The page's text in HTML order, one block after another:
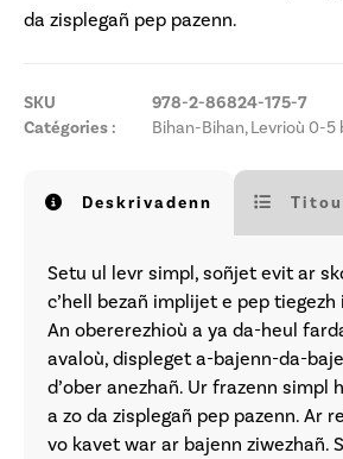
da zisplegañ pep pazenn.
SKU
978-2-86824-175-7
Catégories :
Bihan-Bihan,Levrioù 0-5
Deskrivadenn
Setu ul levr simpl, soñjet evit ar
c’hell bezañ implijet e pep tiegezh
An obererezhioù a ya da-heul
avaloù, displeget a-bajenn-da-
d’ober anezhañ. Ur frazenn simpl
a zo da zisplegañ pep pazenn. Ar
vo kavet war ar bajenn ziwezhañ.